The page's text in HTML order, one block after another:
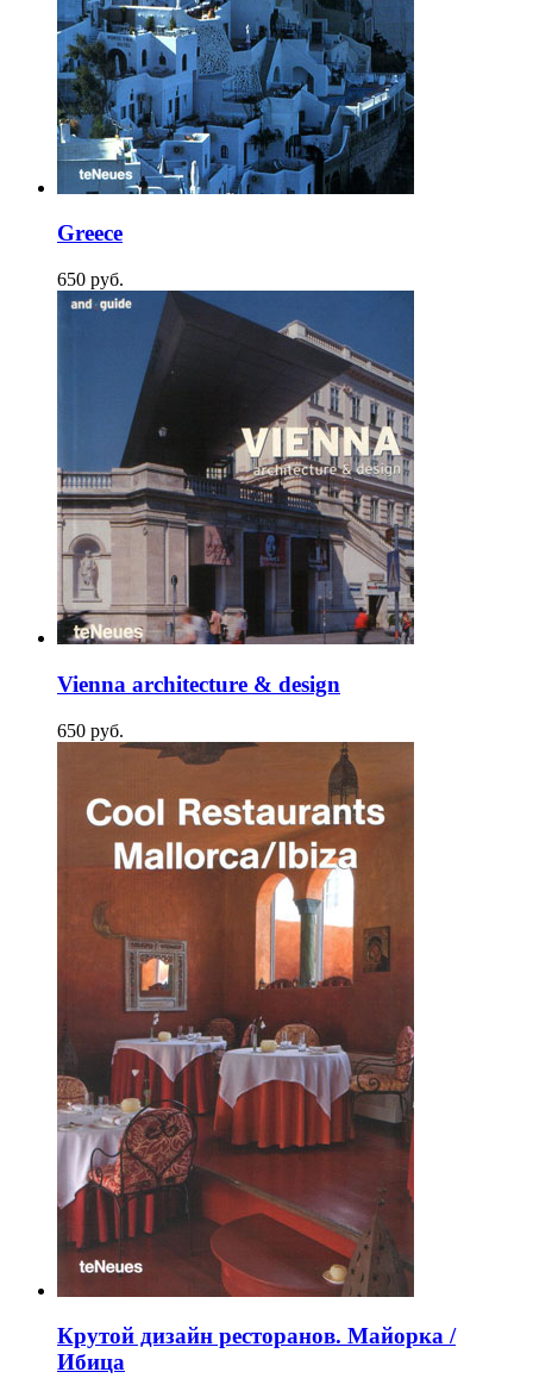
Greece
650 pуб.
Vienna architecture & design
650 pуб.
Крутой дизайн ресторанов. Майорка /
Ибица